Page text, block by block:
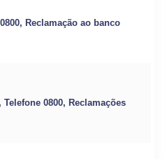
Reclamação ao banco
0800, Reclamações